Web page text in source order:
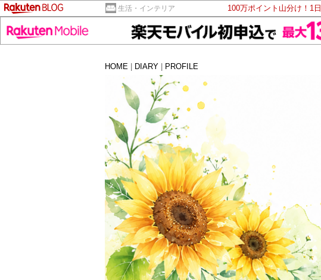
生活・インテリア 100万ポイント山分け！1
HOME DIARY PROFILE